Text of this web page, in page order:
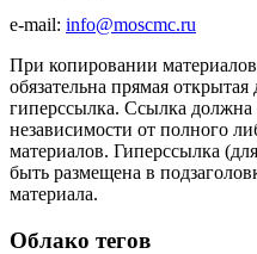
e-mail: info@moscmc.ru
При копировании
обязательна прямая
гиперссылка. Ссылка должна
независимости от полного
материалов. Гиперссылка
быть размещена в
материала.
Облако тегов